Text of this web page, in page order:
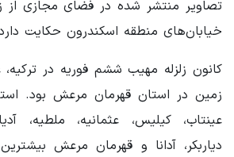
تصاویر منتشر شده در فضای مجازی از
خیابان‌های منطقه اسکندرون حکایت
کانون زلزله مهیب ششم فوریه در
زمین در استان قهرمان مرعش بود.
عینتاب، کیلیس، عثمانیه، ملطیه،
دیاربکر، آدانا و قهرمان مرعش